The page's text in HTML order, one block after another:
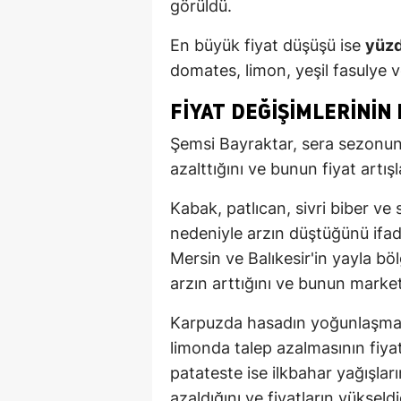
görüldü.
En büyük fiyat düşüşü ise
domates, limon, yeşil fasulye
FIYAT
Şemsi Bayraktar, sera
azalttığını ve bunun fiyat
Kabak, patlıcan, sivri biber ve
nedeniyle arzın düştüğünü
Mersin ve Balıkesir'in yayla
arzın arttığını ve bunun
Karpuzda hasadın
limonda talep azalmasının
patateste ise ilkbahar